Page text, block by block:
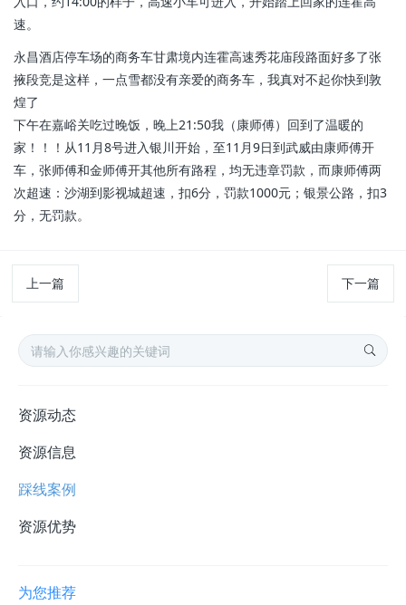
速。
永昌酒店停车场的商务车甘肃境内连霍高速秀花庙段路面好多了张
掖段竞是这样，一点雪都没有亲爱的商务车，我真对不起你快到敦
煌了
下午在嘉峪关吃过晚饭，晚上21:50我（康师傅）回到了温暖的
家！！！从11月8号进入银川开始，至11月9日到武威由康师傅开
车，张师傅和金师傅开其他所有路程，均无违章罚款，而康师傅两
次超速：沙湖到影视城超速，扣6分，罚款1000元；银景公路，扣3
分，无罚款。
上一篇 下一篇
资源动态
资源信息
踩线案例
资源优势
为您推荐